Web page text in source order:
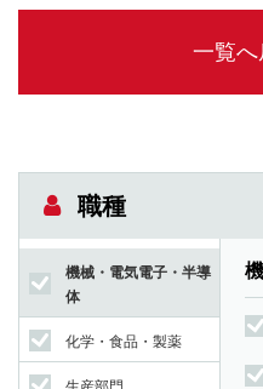
一覧へ
職種
機械・電気電子・半導
体
化学・食品・製薬